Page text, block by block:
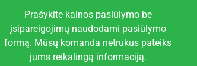
Prašykite kainos pasiūlymo be
įsipareigojimų naudodami pasiūlymo
formą. Mūsų komanda netrukus pateiks
jums reikalingą informaciją.